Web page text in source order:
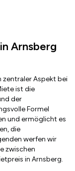
Arnsberg
zentraler Aspekt bei
ist die
der
Formel
und ermöglicht es
die
werfen wir
zwischen
in Arnsberg.